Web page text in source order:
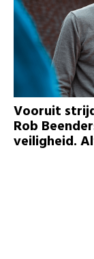
Vooruit
Rob
veiligheid.